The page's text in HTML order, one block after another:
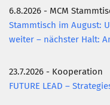
6.8.2026 - MCM
Stammtisch im August:
weiter – nächster Halt:
23.7.2026 - Kooperation
FUTURE LEAD –